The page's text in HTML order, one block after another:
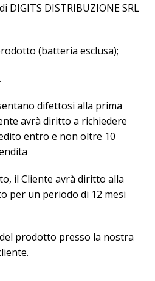
DIGITS DISTRIBUZIONE SRL
(batteria esclusa);
difettosi alla prima
avrà diritto a richiedere
entro e non oltre 10
il Cliente avrà diritto alla
per un periodo di 12 mesi
prodotto presso la nostra